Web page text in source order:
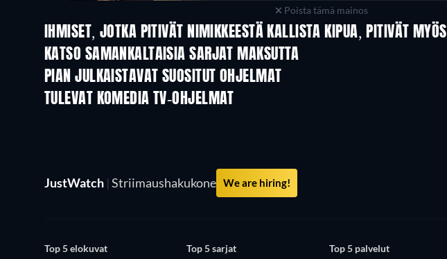
Poista tämä mainos
IHMISET, JOTKA PITIVÄT NIMIKKEESTÄ KALLISTA KIPUA, PITIVÄT MYÖS
TV TV TV
KATSO SAMANKALTAISIA SARJAT MAKSUTTA
PIAN JULKAISTAVAT SUOSITUT OHJELMAT
TV
TULEVAT KOMEDIA TV-OHJELMAT
Kausi 6
JustWatch | Striimaushakukone We are hiring!
Top 5 elokuvat Top 5 sarjat Top 5 palvelut